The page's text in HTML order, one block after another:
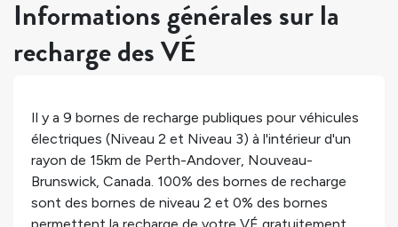
Informations générales sur la
recharge des VÉ
Il y a 9 bornes de recharge publiques pour véhicules
électriques (Niveau 2 et Niveau 3) à l'intérieur d'un
rayon de 15km de Perth-Andover, Nouveau-
Brunswick, Canada. 100% des bornes de recharge
sont des bornes de niveau 2 et 0% des bornes